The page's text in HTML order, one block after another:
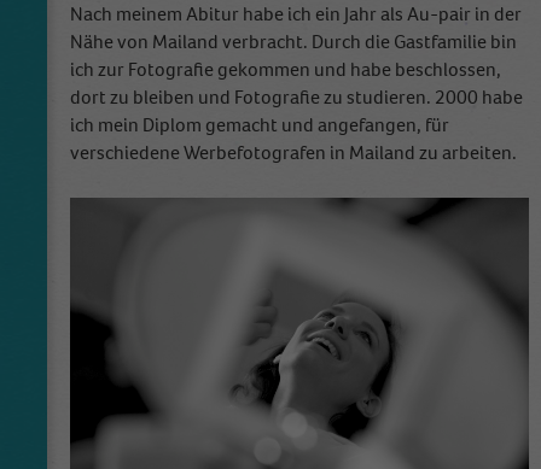
Nach meinem Abitur habe ich ein Jahr als Au-pair in der
Nähe von Mailand verbracht. Durch die Gastfamilie bin
ich zur Fotografie gekommen und habe beschlossen,
dort zu bleiben und Fotografie zu studieren. 2000 habe
ich mein Diplom gemacht und angefangen, für
verschiedene Werbefotografen in Mailand zu arbeiten.